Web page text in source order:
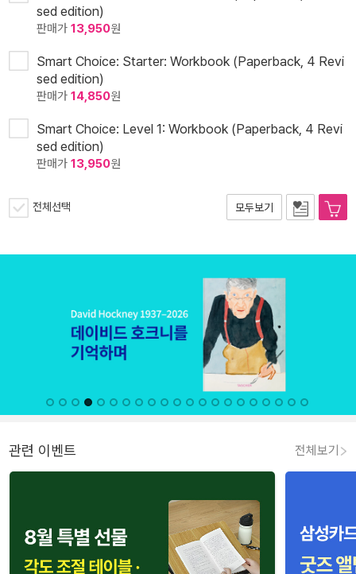
sed edition)
판매가 13,950원
Smart Choice: Starter: Workbook (Paperback, 4 Revi
sed edition)
판매가 14,850원
Smart Choice: Level 1: Workbook (Paperback, 4 Revi
sed edition)
판매가 13,950원
전체선택 모두보기
관련 이벤트 전체보기